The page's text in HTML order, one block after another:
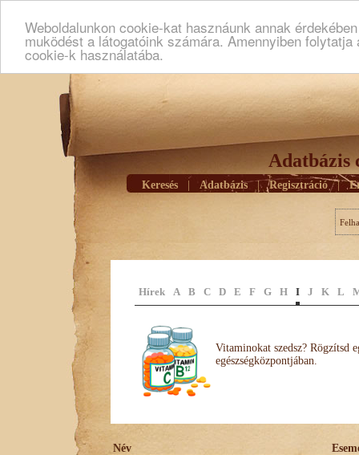
Weboldalunkon cookie-kat hasznáunk annak
muködést a látogatóink számára. Amennyiben
cookie-k használatába.
Adatbázis
Keresés Adatbázis | Regisztráció |
Hírek A B C D E F G H I J K L
Vitaminokat szedsz? Rögzítsd
egészségközpontjában.
Név